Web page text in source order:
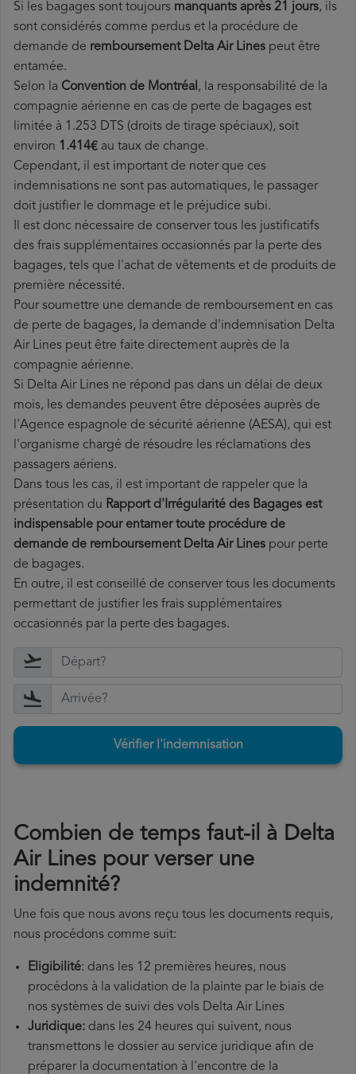
Si les bagages sont toujours manquants après 21 jours, ils
sont considérés comme perdus et la procédure de
demande de remboursement Delta Air Lines peut être
entamée.
Selon la Convention de Montréal, la responsabilité de la
compagnie aérienne en cas de perte de bagages est
limitée à 1.253 DTS (droits de tirage spéciaux), soit
environ 1.414€ au taux de change.
Cependant, il est important de noter que ces
indemnisations ne sont pas automatiques, le passager
doit justifier le dommage et le préjudice subi.
Il est donc nécessaire de conserver tous les justificatifs
des frais supplémentaires occasionnés par la perte des
bagages, tels que l'achat de vêtements et de produits de
première nécessité.
Pour soumettre une demande de remboursement en cas
de perte de bagages, la demande d'indemnisation Delta
Air Lines peut être faite directement auprès de la
compagnie aérienne.
Si Delta Air Lines ne répond pas dans un délai de deux
mois, les demandes peuvent être déposées auprès de
l'Agence espagnole de sécurité aérienne (AESA), qui est
l'organisme chargé de résoudre les réclamations des
passagers aériens.
Dans tous les cas, il est important de rappeler que la
présentation du Rapport d'Irrégularité des Bagages est
indispensable pour entamer toute procédure de
demande de remboursement Delta Air Lines pour perte
de bagages.
En outre, il est conseillé de conserver tous les documents
permettant de justifier les frais supplémentaires
occasionnés par la perte des bagages.
Vérifier l'indemnisation
Combien de temps faut-il à Delta
Air Lines pour verser une
indemnité?
Une fois que nous avons reçu tous les documents requis,
nous procédons comme suit:
Eligibilité: dans les 12 premières heures, nous
procédons à la validation de la plainte par le biais de
nos systèmes de suivi des vols Delta Air Lines
Juridique: dans les 24 heures qui suivent, nous
transmettons le dossier au service juridique afin de
préparer la documentation à l'encontre de la